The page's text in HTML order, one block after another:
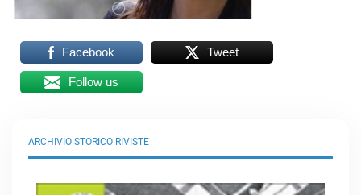
Facebook Tweet
Follow us
ARCHIVIO STORICO RIVISTE